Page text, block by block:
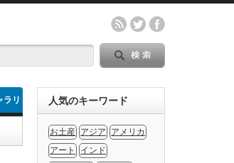
ラリ 人気のキーワード
お土産 アジア
アメリカ
アート
インド